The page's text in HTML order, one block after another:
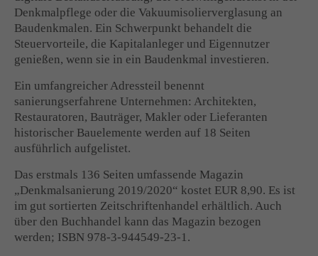
Denkmalpflege oder die Vakuumisolierverglasung an
Baudenkmalen. Ein Schwerpunkt behandelt die
Steuervorteile, die Kapitalanleger und Eigennutzer
genießen, wenn sie in ein Baudenkmal investieren.
Ein umfangreicher Adressteil benennt
sanierungserfahrene Unternehmen: Architekten,
Restauratoren, Bauträger, Makler oder Lieferanten
historischer Bauelemente werden auf 18 Seiten
ausführlich aufgelistet.
Das erstmals 136 Seiten umfassende Magazin
„Denkmalsanierung 2019/2020“ kostet EUR 8,90. Es ist
im gut sortierten Zeitschriftenhandel erhältlich. Auch
über den Buchhandel kann das Magazin bezogen
werden; ISBN 978-3-944549-23-1.